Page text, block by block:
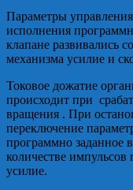
Параметры
исполнения
клапане развивались
механизма усилие и
Токовое дожатие
происходит при
вращения . При
переключение
программно заданное
количестве импульсов
усилие.